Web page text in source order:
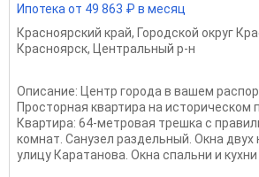
Ипотека от 49 863 ₽ в месяц
Красноярский край, Городской округ
Красноярск, Центральный р-н
Описание: Центр города в вашем
Просторная квартира на историческом
Квартира: 64-метровая трешка с
комнат. Санузел раздельный. Окна
улицу Каратанова. Окна спальни и